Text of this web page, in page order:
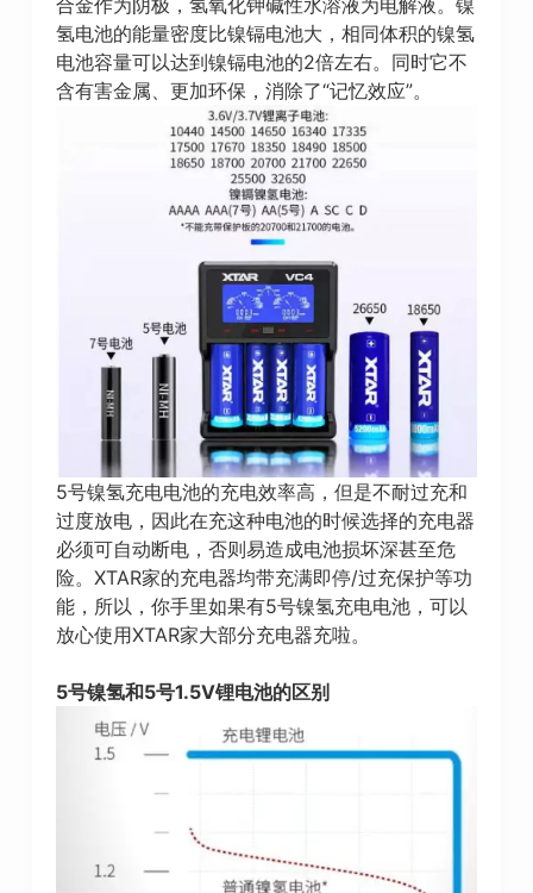
氢电池的能量密度比镍镉电池大，相同体积的镍氢
电池容量可以达到镍镉电池的2倍左右。同时它不
含有害金属、更加环保，消除了“记忆效应”。
5号镍氢充电电池的充电效率高，但是不耐过充和
过度放电，因此在充这种电池的时候选择的充电器
必须可自动断电，否则易造成电池损坏深甚至危
险。XTAR家的充电器均带充满即停/过充保护等功
能，所以，你手里如果有5号镍氢充电电池，可以
放心使用XTAR家大部分充电器充啦。
5号镍氢和5号1.5V锂电池的区别